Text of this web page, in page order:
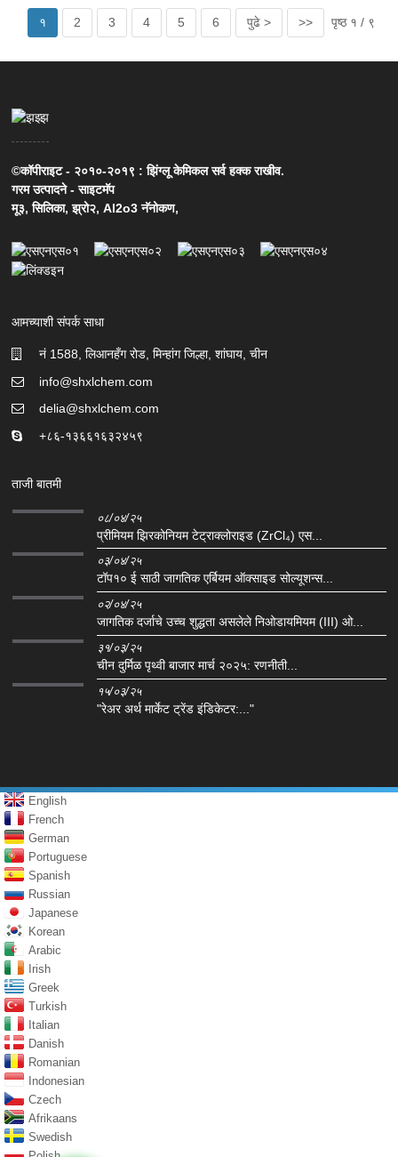
१ 2 3 4 5 6 पुढे > >> पृष्ठ १ / ९
©कॉपीराइट - २०१०-२०१९ : झिंग्लू केमिकल सर्व हक्क राखीव.
गरम उत्पादने-साइटमॅप
मू३,सिलिका,झ्रो२,Al2o3 नॅनोकण,
आमच्याशी संपर्क साधा
नं 1588, लिआनहँग रोड, मिन्हांग जिल्हा, शांघाय, चीन
info@shxlchem.com
delia@shxlchem.com
+८६-१३६६१६३२४५९
ताजी बातमी
०८/०४/२५
प्रीमियम झिरकोनियम टेट्राक्लोराइड (ZrCl₄) एस...
०३/०४/२५
टॉप१० ई साठी जागतिक एर्बियम ऑक्साइड सोल्यूशन्स...
०२/०४/२५
जागतिक दर्जाचे उच्च शुद्धता असलेले निओडायमियम (III) ओ...
३१/०३/२५
चीन दुर्मिळ पृथ्वी बाजार मार्च २०२५: रणनीती...
१५/०३/२५
"रेअर अर्थ मार्केट ट्रेंड इंडिकेटर:..."
English
French
German
Portuguese
Spanish
Russian
Japanese
Korean
Arabic
Irish
Greek
Turkish
Italian
Danish
Romanian
Indonesian
Czech
Afrikaans
Swedish